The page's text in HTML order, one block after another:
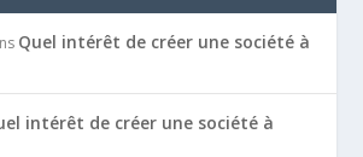
Quel intérêt de créer une société à
intérêt de créer une société à